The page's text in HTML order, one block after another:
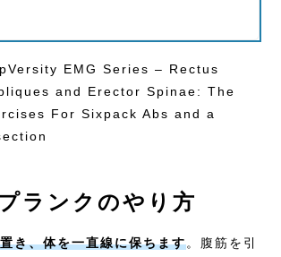
EMG Series – Rectus
and Erector Spinae: The
For Sixpack Abs and a
ランクのやり方
き、体を一直線に保ちます。腹筋を引